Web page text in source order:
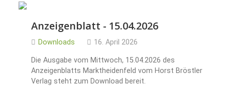
Anzeigenblatt - 15.04.2026
Downloads 16. April 2026
Die Ausgabe vom Mittwoch, 15.04.2026 des
Anzeigenblatts Marktheidenfeld vom Horst Bröstler
Verlag steht zum Download bereit.